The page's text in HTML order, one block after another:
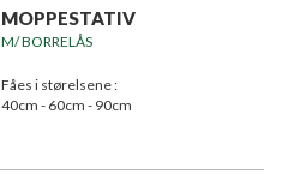
MOPPESTATIV
M/ BORRELÅS
Fåes i størelsene :
40cm - 60cm - 90cm